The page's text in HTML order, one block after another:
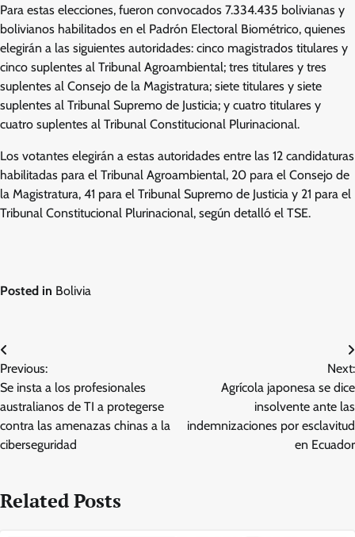
Para estas elecciones, fueron convocados 7.334.435 bolivianas y
bolivianos habilitados en el Padrón Electoral Biométrico, quienes
elegirán a las siguientes autoridades: cinco magistrados titulares y
cinco suplentes al Tribunal Agroambiental; tres titulares y tres
suplentes al Consejo de la Magistratura; siete titulares y siete
suplentes al Tribunal Supremo de Justicia; y cuatro titulares y
cuatro suplentes al Tribunal Constitucional Plurinacional.
Los votantes elegirán a estas autoridades entre las 12 candidaturas
habilitadas para el Tribunal Agroambiental, 20 para el Consejo de
la Magistratura, 41 para el Tribunal Supremo de Justicia y 21 para el
Tribunal Constitucional Plurinacional, según detalló el TSE.
Posted in Bolivia
Post
navigation
Previous:
Se insta a los profesionales
australianos de TI a protegerse
contra las amenazas chinas a la
ciberseguridad
Next:
Agrícola japonesa se dice
insolvente ante las
indemnizaciones por esclavitud
en Ecuador
Related Posts